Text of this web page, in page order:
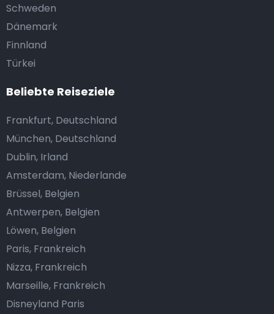
Schweden
Dänemark
Finnland
Türkei
Beliebte Reiseziele
Frankfurt, Deutschland
München, Deutschland
Dublin, Irland
Amsterdam, Niederlande
Brüssel, Belgien
Antwerpen, Belgien
Löwen, Belgien
Paris, Frankreich
Nizza, Frankreich
Marseille, Frankreich
Disneyland Paris